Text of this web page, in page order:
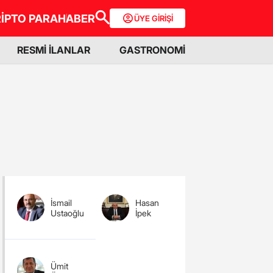
PARAHABER ÜYE GİRİŞİ
RESMİ İLANLAR GASTRONOMİ
İsmail
Ustaoğlu
Ümit
Hasan
İpek